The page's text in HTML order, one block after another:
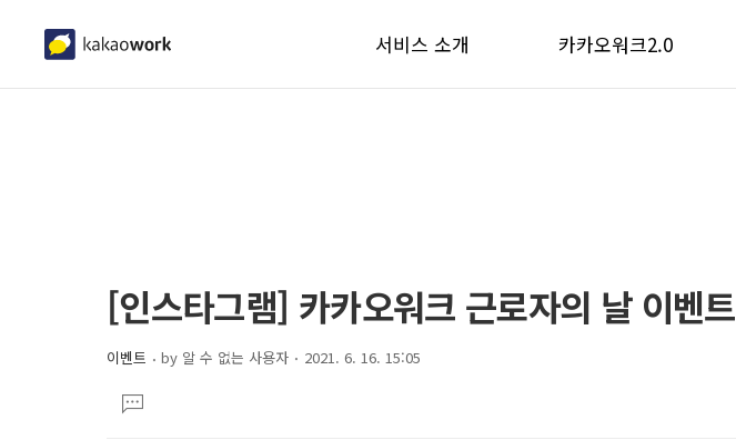
서비스 소개
도움말
카카오워크2.0
상
세
컨
텐
츠
본
문
제
[인스타그램] 카카오워크 근로자의 날 이벤트
이벤트 by 알 수 없는 사용자 2021. 6. 16. 15:05
문댓
글